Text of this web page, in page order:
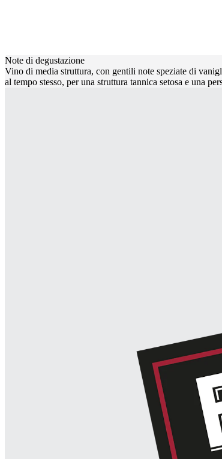
Note di degustazione
Vino di media struttura, con gentili note speziate di
al tempo stesso, per una struttura tannica setosa e una